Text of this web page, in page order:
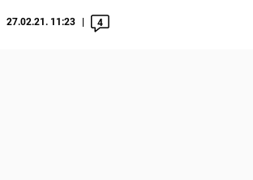
27.02.21. 11:23 4